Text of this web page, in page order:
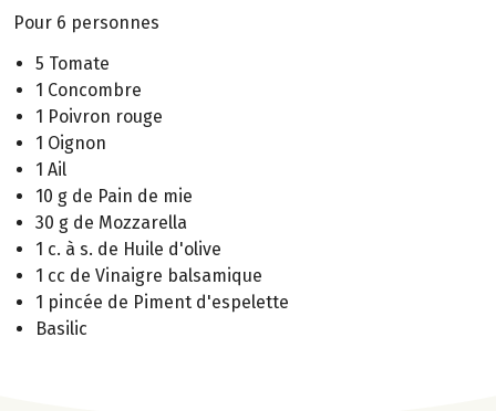
Pour 6 personnes
5 Tomate
1 Concombre
1 Poivron rouge
1 Oignon
1 Ail
10 g de Pain de mie
30 g de Mozzarella
1 c. à s. de Huile d'olive
1 cc de Vinaigre balsamique
1 pincée de Piment d'espelette
Basilic